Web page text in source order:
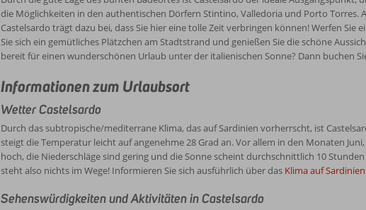
die Möglichkeiten in den authentischen Dörfern Stintino, Valledoria und Porto Torres.
Castelsardo trägt dazu bei, dass Sie hier eine tolle Zeit verbringen können! Werfen Sie
Sie sich ein gemütliches Plätzchen am Stadtstrand und genießen Sie die schöne
bereit für einen wunderschönen Urlaub unter der italienischen Sonne? Dann buchen
Informationen zum Urlaubsort
Wetter Castelsardo
Durch das subtropische/mediterrane Klima, das auf Sardinien vorherrscht, ist
steigt die Temperatur leicht auf angenehme 28 Grad an. Vor allem in den Monaten
hoch, die Niederschläge sind gering und die Sonne scheint durchschnittlich 10
steht also nichts im Wege! Informieren Sie sich ausführlich über das Klima auf Sardinien
Sehenswürdigkeiten und Aktivitäten in Castelsardo